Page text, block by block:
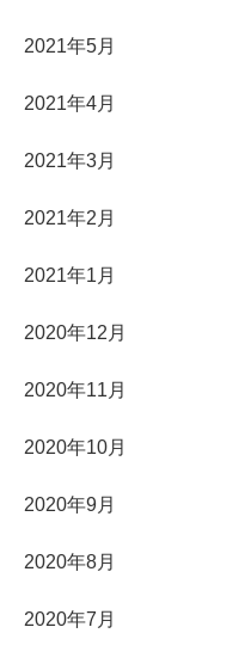
2021年5月
2021年4月
2021年3月
2021年2月
2021年1月
2020年12月
2020年11月
2020年10月
2020年9月
2020年8月
2020年7月